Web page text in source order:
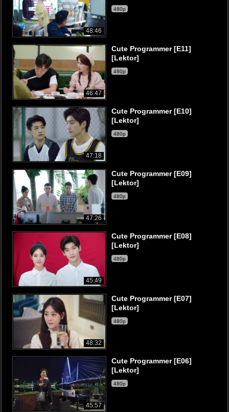
48:46
480p
46:47
Cute Programmer [E11]
[Lektor]
480p
47:18
Cute Programmer [E10]
[Lektor]
480p
47:26
Cute Programmer [E09]
[Lektor]
480p
45:49
Cute Programmer [E08]
[Lektor]
480p
48:32
Cute Programmer [E07]
[Lektor]
480p
45:57
Cute Programmer [E06]
[Lektor]
480p